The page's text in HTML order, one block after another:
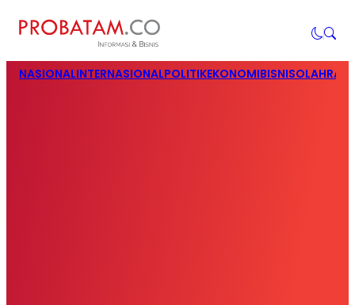
NASIONALINTERNASIONALPOLITIKEKONOMIBISNIS